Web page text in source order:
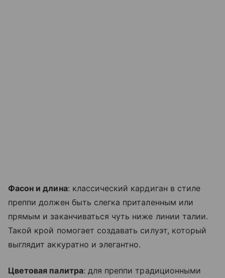
Фасон и длина: классический кардиган в стиле
преппи должен быть слегка приталенным или
прямым и заканчиваться чуть ниже линии талии.
Такой крой помогает создавать силуэт, который
выглядит аккуратно и элегантно.
Цветовая палитра: для преппи традиционными